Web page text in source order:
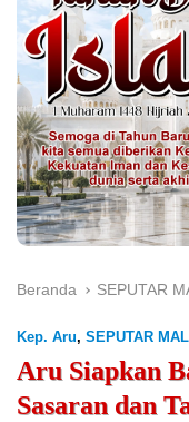
Beranda SEPUTAR
Kep. Aru, SEPUTAR
Aru Siapkan
Sasaran dan